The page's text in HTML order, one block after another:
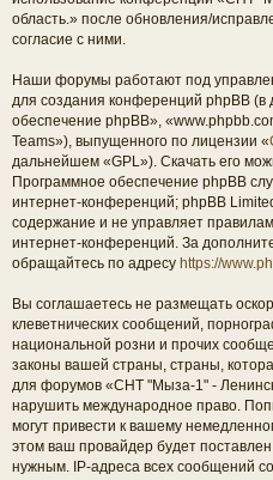
область.» после обновления/
согласие с ними.
Наши форумы работают под
для создания конференций phpBB
обеспечение phpBB»,
Teams»), выпущенного по лицензии «
дальнейшем «GPL»). Скачать его
Программное обеспечение phpBB
интернет-конференций; phpBB
содержание и не управляет
интернет-конференций. За
обращайтесь по адресу https://
Вы соглашаетесь не размещать
клеветнических сообщений,
национальной розни и прочих
законы вашей страны, страны,
для форумов «СНТ "Мыза-1" -
нарушить международное право.
могут привести к вашему
этом ваш провайдер будет
нужным. IP-адреса всех сообщений